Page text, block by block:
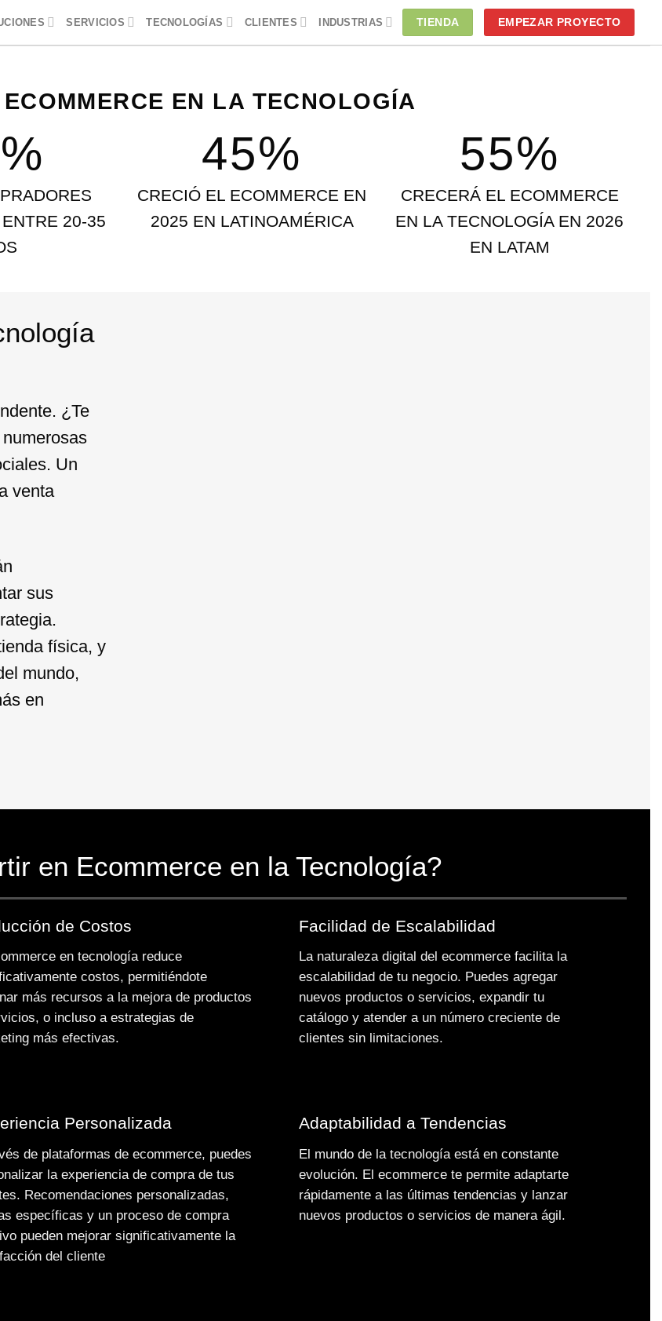
SERVICIOS TECNOLOGÍAS CLIENTES INDUSTRIAS TIENDA EMPEZAR PROYECTO
ECOMMERCE EN LA TECNOLOGÍA
20-35
45%
CRECIÓ EL ECOMMERCE EN
2025 EN LATINOAMÉRICA
55%
CRECERÁ EL ECOMMERCE
EN LA TECNOLOGÍA EN 2026
EN LATAM
¿Te
Un
venta
sus
física, y
mundo,
en
en Ecommerce en la Tecnología?
de Costos
en tecnología reduce
costos, permitiéndote
más recursos a la mejora de productos
o incluso a estrategias de
más efectivas.
Facilidad de Escalabilidad
La naturaleza digital del ecommerce facilita la
escalabilidad de tu negocio. Puedes agregar
nuevos productos o servicios, expandir tu
catálogo y atender a un número creciente de
clientes sin limitaciones.
Personalizada
de plataformas de ecommerce, puedes
la experiencia de compra de tus
Recomendaciones personalizadas,
específicas y un proceso de compra
pueden mejorar significativamente la
del cliente
Adaptabilidad a Tendencias
El mundo de la tecnología está en constante
evolución. El ecommerce te permite adaptarte
rápidamente a las últimas tendencias y lanzar
nuevos productos o servicios de manera ágil.